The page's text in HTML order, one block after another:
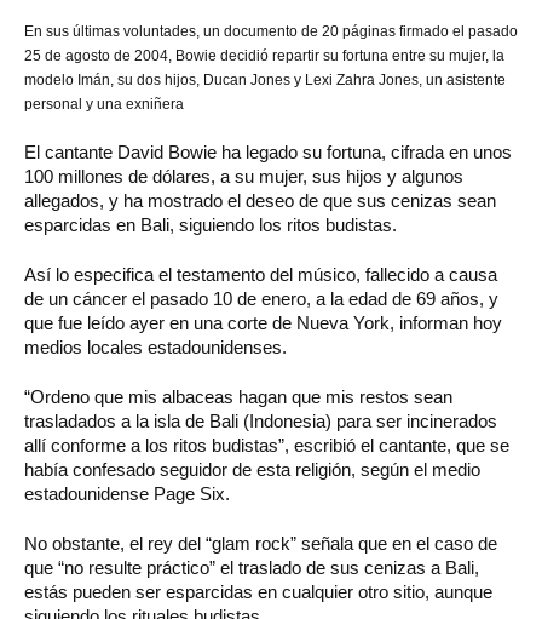
En sus últimas voluntades, un documento de 20 páginas firmado el pasado
25 de agosto de 2004, Bowie decidió repartir su fortuna entre su mujer, la
modelo Imán, su dos hijos, Ducan Jones y Lexi Zahra Jones, un asistente
personal y una exniñera
El cantante David Bowie ha legado su fortuna, cifrada en unos
100 millones de dólares, a su mujer, sus hijos y algunos
allegados, y ha mostrado el deseo de que sus cenizas sean
esparcidas en Bali, siguiendo los ritos budistas.
Así lo especifica el testamento del músico, fallecido a causa
de un cáncer el pasado 10 de enero, a la edad de 69 años, y
que fue leído ayer en una corte de Nueva York, informan hoy
medios locales estadounidenses.
“Ordeno que mis albaceas hagan que mis restos sean
trasladados a la isla de Bali (Indonesia) para ser incinerados
allí conforme a los ritos budistas”, escribió el cantante, que se
había confesado seguidor de esta religión, según el medio
estadounidense Page Six.
No obstante, el rey del “glam rock” señala que en el caso de
que “no resulte práctico” el traslado de sus cenizas a Bali,
estás pueden ser esparcidas en cualquier otro sitio, aunque